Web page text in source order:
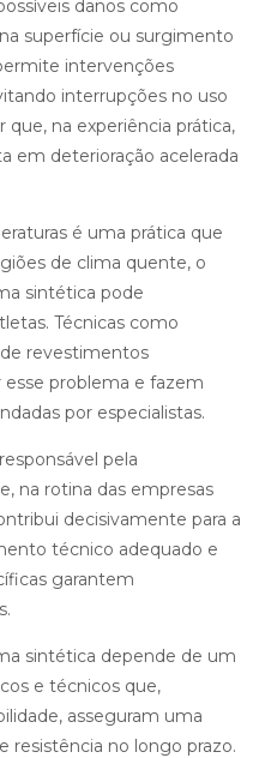
danos como
superfície ou surgimento
intervenções
interrupções no uso
na experiência prática,
em deterioração acelerada
é uma prática que
de clima quente, o
sintética pode
Técnicas como
revestimentos
problema e fazem
por especialistas.
pela
na rotina das empresas
decisivamente para a
técnico adequado e
garantem
sintética depende de um
e técnicos que,
asseguram uma
resistência no longo prazo.